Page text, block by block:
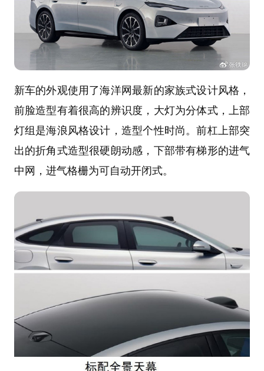
新车的外观使用了海洋网最新的家族式设计风格，
前脸造型有着很高的辨识度，大灯为分体式，上部
灯组是海浪风格设计，造型个性时尚。前杠上部突
出的折角式造型很硬朗动感，下部带有梯形的进气
中网，进气格栅为可自动开闭式。